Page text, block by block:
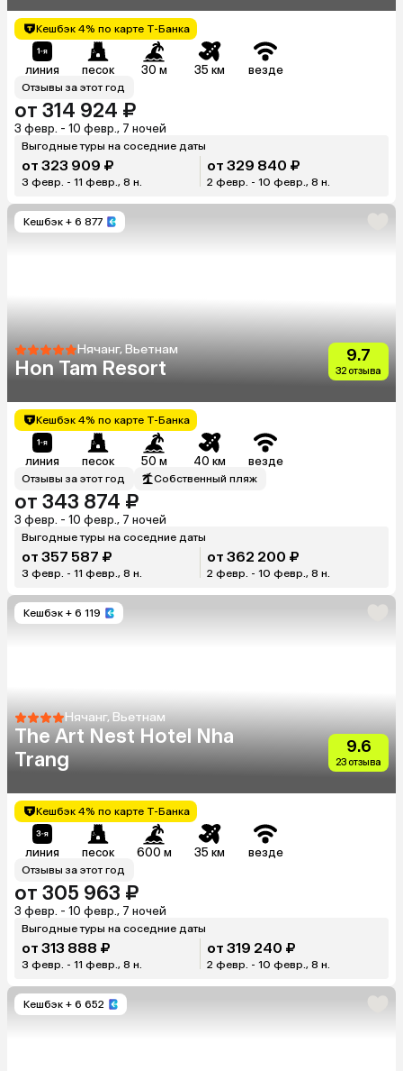
Кешбэк 4% по карте Т-Банка
линия песок 30 м 35 км везде
Отзывы за этот год
от 314 924 ₽
3 февр. - 10 февр., 7 ночей
Выгодные туры на соседние даты
от 323 909 ₽
3 февр. - 11 февр., 8 н.
от 329 840 ₽
2 февр. - 10 февр., 8 н.
Кешбэк + 6 877
Нячанг, Вьетнам
Hon Tam Resort
9.7
32 отзыва
Кешбэк 4% по карте Т-Банка
линия песок 50 м 40 км везде
Отзывы за этот год Собственный пляж
от 343 874 ₽
3 февр. - 10 февр., 7 ночей
Выгодные туры на соседние даты
от 357 587 ₽
3 февр. - 11 февр., 8 н.
от 362 200 ₽
2 февр. - 10 февр., 8 н.
Кешбэк + 6 119
Нячанг, Вьетнам
The Art Nest Hotel Nha
Trang
9.6
23 отзыва
Кешбэк 4% по карте Т-Банка
линия песок 600 м 35 км везде
Отзывы за этот год
от 305 963 ₽
3 февр. - 10 февр., 7 ночей
Выгодные туры на соседние даты
от 313 888 ₽
3 февр. - 11 февр., 8 н.
от 319 240 ₽
2 февр. - 10 февр., 8 н.
Кешбэк + 6 652